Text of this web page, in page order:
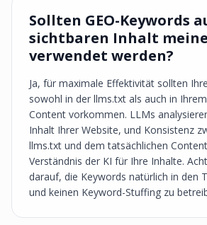
Sollten GEO-Keywords
sichtbaren Inhalt
verwendet werden?
Ja, für maximale Effektivität sollten
sowohl in der llms.txt als auch in
Content vorkommen. LLMs
Inhalt Ihrer Website, und Konsistenz
llms.txt und dem tatsächlichen
Verständnis der KI für Ihre Inhalte.
darauf, die Keywords natürlich in den
und keinen Keyword-Stuffing zu